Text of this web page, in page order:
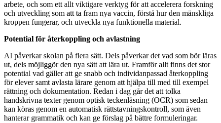
arbete, och som ett allt viktigare verktyg för att accelerera forskning
och utveckling som att ta fram nya vaccin, förstå hur den mänskliga
kroppen fungerar, och utveckla nya funktionella material.
Potential för återkoppling och avlastning
AI påverkar skolan på flera sätt. Dels påverkar det vad som bör läras
ut, dels möjliggör den nya sätt att lära ut. Framför allt finns det stor
potential vad gäller att ge snabb och individanpassad återkoppling
för elever samt avlasta lärare genom att hjälpa till med till exempel
rättning och dokumentation. Redan i dag går det att tolka
handskrivna texter genom optisk teckenläsning (OCR) som sedan
kan köras genom en automatisk rättstavningskontroll, som även
hanterar grammatik och kan ge förslag på bättre formuleringar.